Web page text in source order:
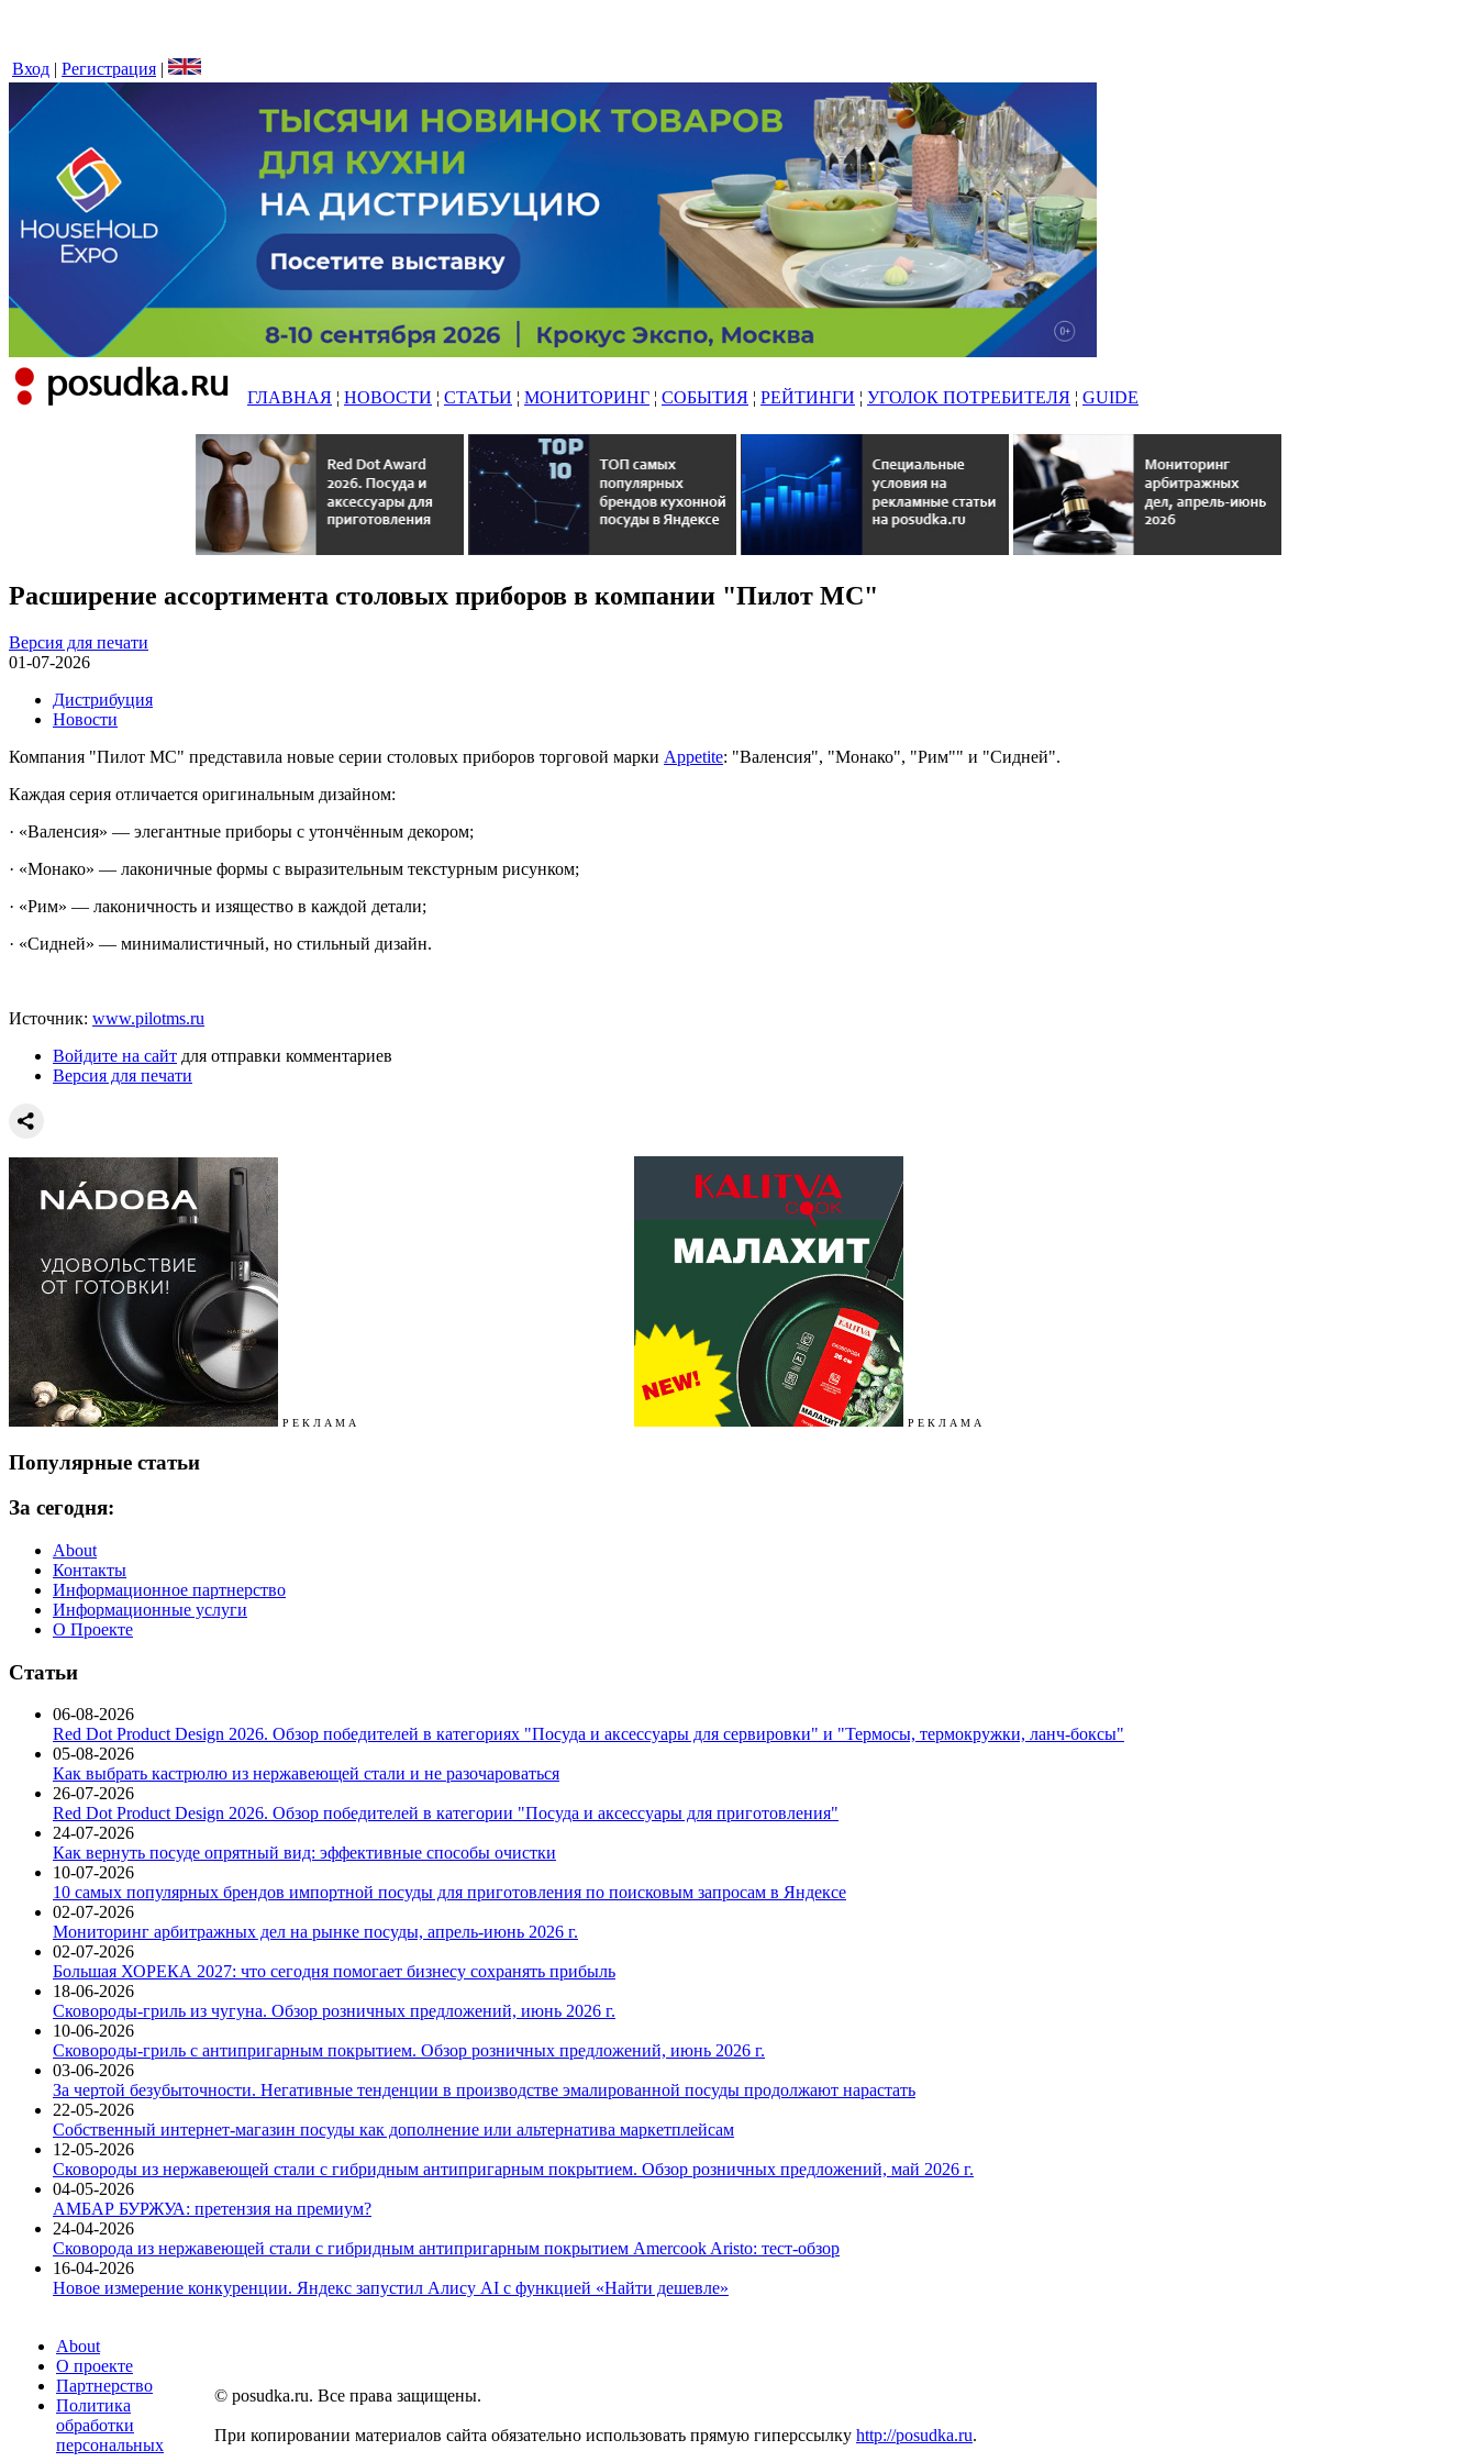
Вход | Регистрация |
ГЛАВНАЯ ¦ НОВОСТИ ¦ СТАТЬИ ¦ МОНИТОРИНГ ¦ СОБЫТИЯ ¦ РЕЙТИНГИ ¦ УГОЛОК ПОТРЕБИТЕЛЯ ¦ GUIDE
Расширение ассортимента столовых приборов в компании "Пилот МС"
Версия для печати
01-07-2026
Дистрибуция
Новости
Компания "Пилот МС" представила новые серии столовых приборов торговой марки Appetite: "Валенсия", "Монако", "Рим"" и "Сидней".
Каждая серия отличается оригинальным дизайном:
· «Валенсия» — элегантные приборы с утончённым декором;
· «Монако» — лаконичные формы с выразительным текстурным рисунком;
· «Рим» — лаконичность и изящество в каждой детали;
· «Сидней» — минималистичный, но стильный дизайн.
Источник: www.pilotms.ru
Войдите на сайт для отправки комментариев
Версия для печати
Р Е К Л А М А Р Е К Л А М А
Популярные статьи
За сегодня:
About
Контакты
Информационное партнерство
Информационные услуги
О Проекте
Статьи
06-08-2026
Red Dot Product Design 2026. Обзор победителей в категориях "Посуда и аксессуары для сервировки" и "Термосы, термокружки, ланч-боксы"
05-08-2026
Как выбрать кастрюлю из нержавеющей стали и не разочароваться
26-07-2026
Red Dot Product Design 2026. Обзор победителей в категории "Посуда и аксессуары для приготовления"
24-07-2026
Как вернуть посуде опрятный вид: эффективные способы очистки
10-07-2026
10 самых популярных брендов импортной посуды для приготовления по поисковым запросам в Яндексе
02-07-2026
Мониторинг арбитражных дел на рынке посуды, апрель-июнь 2026 г.
02-07-2026
Большая ХОРЕКА 2027: что сегодня помогает бизнесу сохранять прибыль
18-06-2026
Сковороды-гриль из чугуна. Обзор розничных предложений, июнь 2026 г.
10-06-2026
Сковороды-гриль с антипригарным покрытием. Обзор розничных предложений, июнь 2026 г.
03-06-2026
За чертой безубыточности. Негативные тенденции в производстве эмалированной посуды продолжают нарастать
22-05-2026
Собственный интернет-магазин посуды как дополнение или альтернатива маркетплейсам
12-05-2026
Сковороды из нержавеющей стали с гибридным антипригарным покрытием. Обзор розничных предложений, май 2026 г.
04-05-2026
АМБАР БУРЖУА: претензия на премиум?
24-04-2026
Сковорода из нержавеющей стали с гибридным антипригарным покрытием Amercook Aristo: тест-обзор
16-04-2026
Новое измерение конкуренции. Яндекс запустил Алису AI с функцией «Найти дешевле»
About
О проекте
Партнерство
Политика
обработки
персональных
© posudka.ru. Все права защищены.
При копировании материалов сайта обязательно использовать прямую гиперссылку http://posudka.ru.